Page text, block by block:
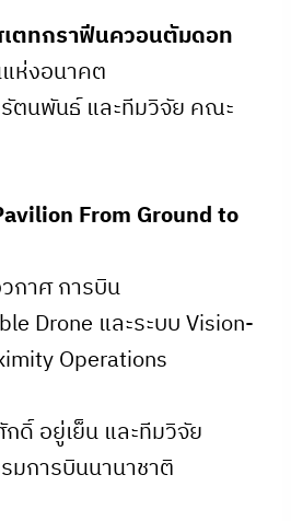
เตทกราฟีนควอนตัมดอท
ห่งอนาคต
ตนพันธ์ และทีมวิจัย คณะ
From Ground to
วกาศ การบิน
Drone และระบบ Vision-
Operations
ดิ์ อยู่เย็น และทีมวิจัย
มการบินนานาชาติ